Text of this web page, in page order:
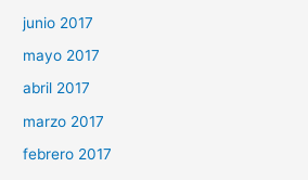
junio 2017
mayo 2017
abril 2017
marzo 2017
febrero 2017